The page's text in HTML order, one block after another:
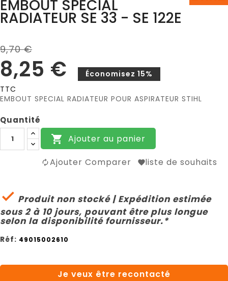
EMBOUT SPECIAL
RADIATEUR SE 33 - SE 122E
9,70 €
8,25 €
Économisez 15%
TTC
EMBOUT SPECIAL RADIATEUR POUR ASPIRATEUR STIHL
Quantité
 Ajouter au panier
Ajouter Comparer liste de souhaits
 Produit non stocké | Expédition estimée
sous 2 à 10 jours, pouvant être plus longue
selon la disponibilité fournisseur.*
Réf: 49015002610
Je veux être recontacté